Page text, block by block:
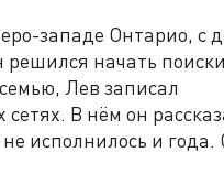
западе Онтарио, с
решился начать поиски
Лев записал
В нём он
исполнилось и года.